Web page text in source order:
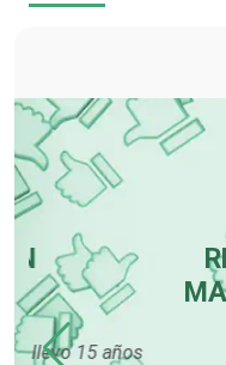
MARCAS